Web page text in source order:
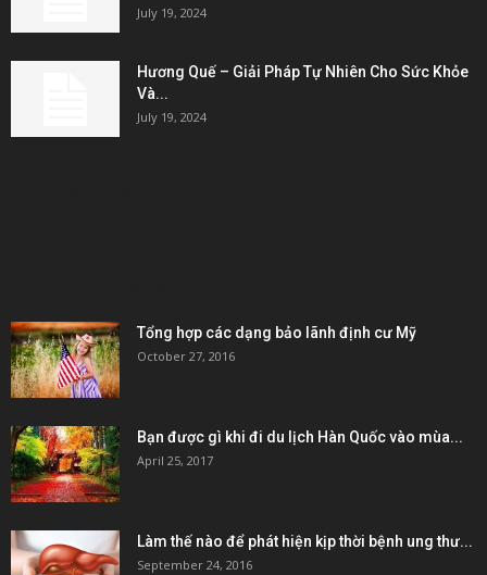
July 19, 2024
Hương Quế – Giải Pháp Tự Nhiên Cho Sức Khỏe
Và...
July 19, 2024
Tổng hợp các dạng bảo lãnh định cư Mỹ
October 27, 2016
Bạn được gì khi đi du lịch Hàn Quốc vào mùa...
April 25, 2017
Làm thế nào để phát hiện kịp thời bệnh ung thư...
September 24, 2016